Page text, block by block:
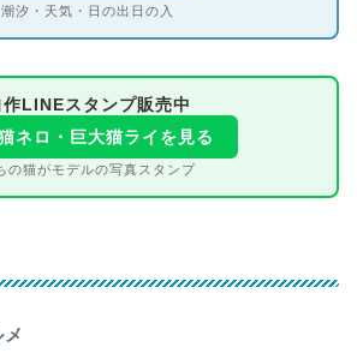
潮汐・天気・日の出日の入
作LINEスタンプ販売中
ネロ・巨大猫ライを見る
の猫がモデルの写真スタンプ